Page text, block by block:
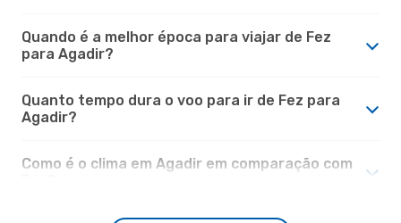
Quando é a melhor época para viajar de Fez
para Agadir?
Quanto tempo dura o voo para ir de Fez para
Agadir?
Como é o clima em Agadir em comparação com